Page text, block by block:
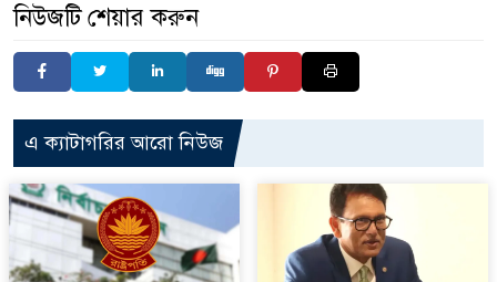
নিউজটি শেয়ার করুন
এ ক্যাটাগরির আরো নিউজ